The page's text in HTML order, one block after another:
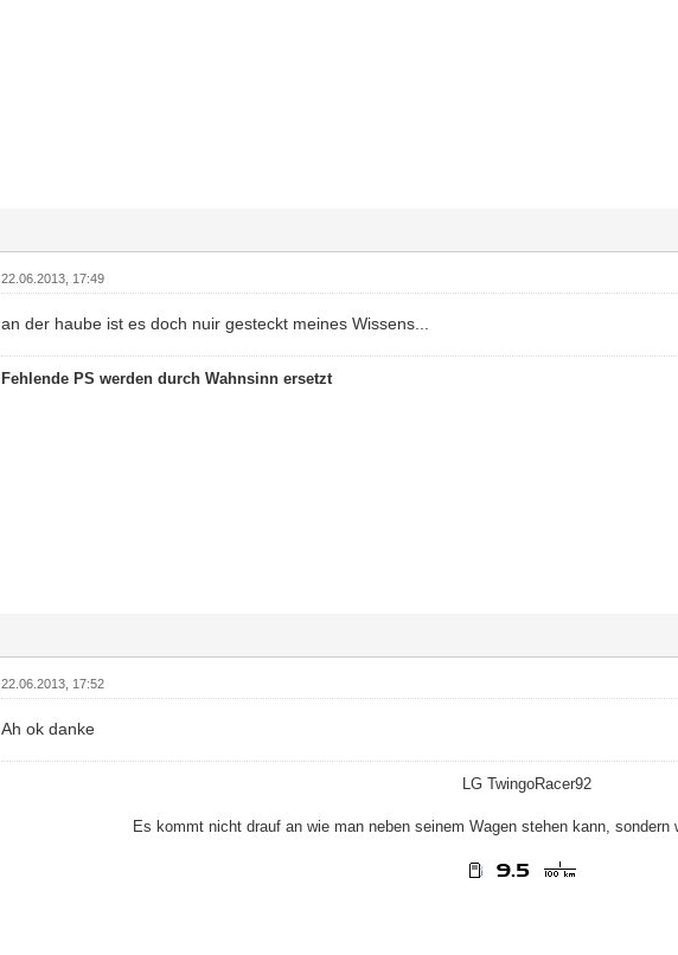
22.06.2013, 17:49
an der haube ist es doch nuir gesteckt meines Wissens...
Fehlende PS werden durch Wahnsinn ersetzt
22.06.2013, 17:52
Ah ok danke
LG TwingoRacer92
Es kommt nicht drauf an wie man neben seinem Wagen stehen kann,